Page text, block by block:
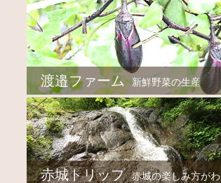
渡邉ファーム 新鮮野菜の生産
赤城トリップ
赤城の楽しみ方がわ